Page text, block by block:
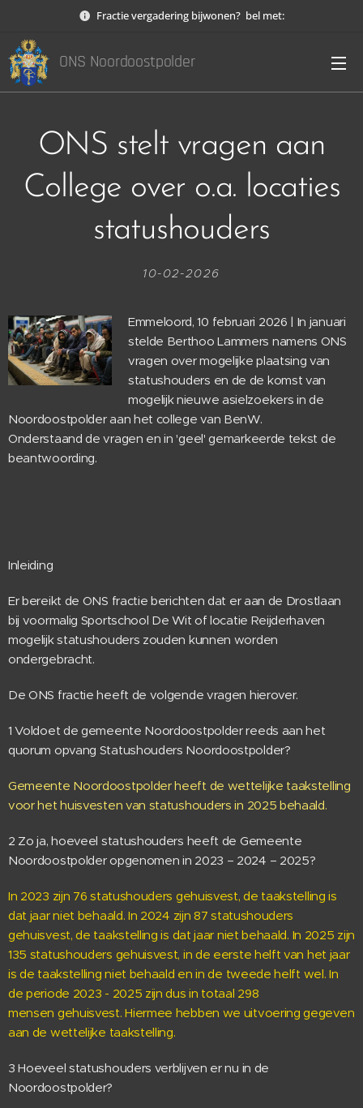
Fractie vergadering bijwonen? bel met:
ONS Noordoostpolder
ONS stelt vragen aan
College over o.a. locaties
statushouders
10-02-2026
Emmeloord, 10 februari 2026 | In januari
stelde Berthoo Lammers namens ONS
vragen over mogelijke plaatsing van
statushouders en de de komst van
mogelijk nieuwe asielzoekers in de
Noordoostpolder aan het college van BenW.
Onderstaand de vragen en in 'geel' gemarkeerde tekst de
beantwoording.
Inleiding
Er bereikt de ONS fractie berichten dat er aan de Drostlaan
bij voormalig Sportschool De Wit of locatie Reijderhaven
mogelijk statushouders zouden kunnen worden
ondergebracht.
De ONS fractie heeft de volgende vragen hierover.
1 Voldoet de gemeente Noordoostpolder reeds aan het
quorum opvang Statushouders Noordoostpolder?
Gemeente Noordoostpolder heeft de wettelijke taakstelling
voor het huisvesten van statushouders in 2025 behaald.
2 Zo ja, hoeveel statushouders heeft de Gemeente
Noordoostpolder opgenomen in 2023 – 2024 – 2025?
In 2023 zijn 76 statushouders gehuisvest, de taakstelling is
dat jaar niet behaald. In 2024 zijn 87 statushouders
gehuisvest, de taakstelling is dat jaar niet behaald. In 2025 zijn
135 statushouders gehuisvest, in de eerste helft van het jaar
is de taakstelling niet behaald en in de tweede helft wel. In
de periode 2023 - 2025 zijn dus in totaal 298
mensen gehuisvest. Hiermee hebben we uitvoering gegeven
aan de wettelijke taakstelling.
3 Hoeveel statushouders verblijven er nu in de
Noordoostpolder?